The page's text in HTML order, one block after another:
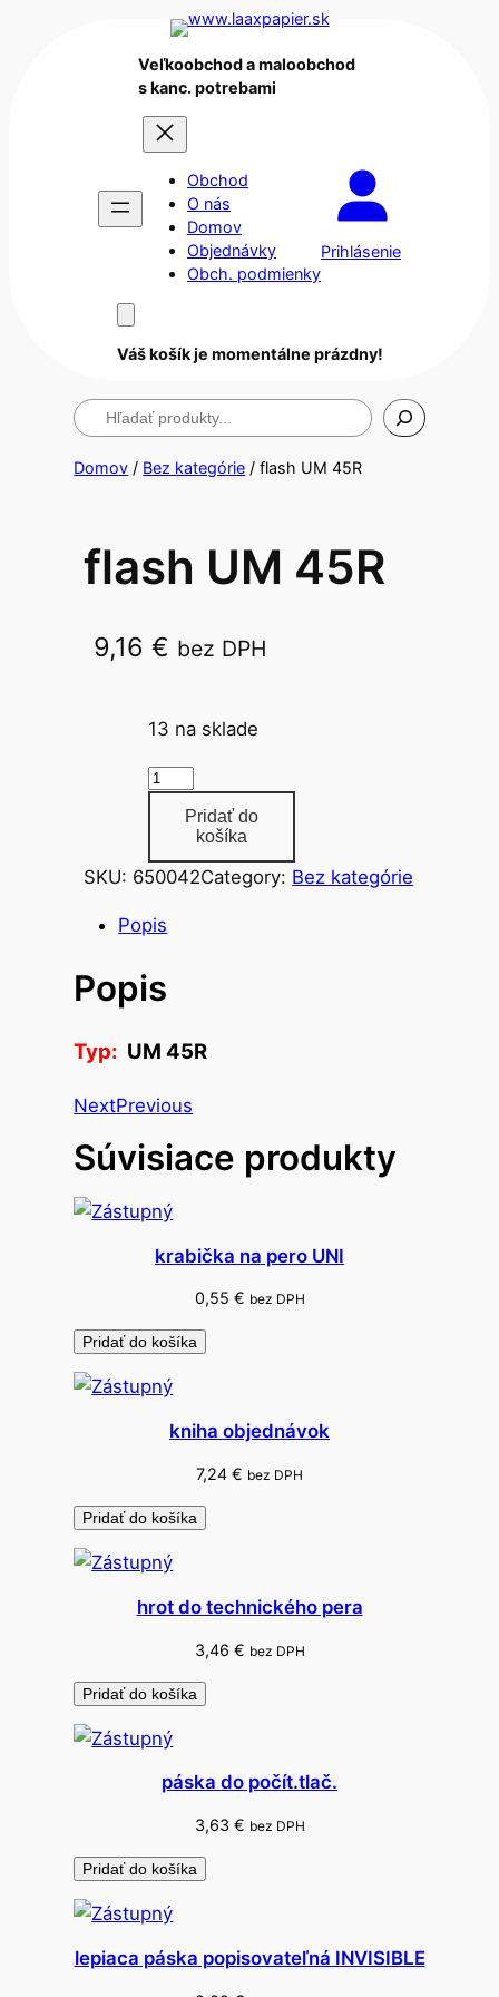
Veľkoobchod a maloobchod
s kanc. potrebami
Obchod
O nás
Domov
Objednávky
Obch. podmienky
Prihlásenie
Váš košík je momentálne prázdny!
Hľadanie
Domov / Bez kategórie / flash UM 45R
flash UM 45R
9,16€ bez DPH
13 na sklade
m
ž
t
o
f
a
s
U
4
R
Pridať do
košíka
SKU: 650042Category: Bez kategórie
Popis
Popis
Typ: UM 45R
NextPrevious
Súvisiace produkty
krabička na pero UNI
0,55 € bez DPH
Pridať do košíka
kniha objednávok
7,24 € bez DPH
Pridať do košíka
hrot do technického pera
3,46 € bez DPH
Pridať do košíka
páska do počít.tlač.
3,63 € bez DPH
Pridať do košíka
lepiaca páska popisovateľná INVISIBLE